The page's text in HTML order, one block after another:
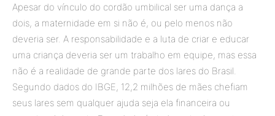
Apesar do vínculo do cordão umbilical ser uma dança a
dois, a maternidade em si não é, ou pelo menos não
deveria ser. A responsabilidade e a luta de criar e educar
uma criança deveria ser um trabalho em equipe, mas essa
não é a realidade de grande parte dos lares do Brasil.
Segundo dados do IBGE, 12,2 milhões de mães chefiam
seus lares sem qualquer ajuda seja ela financeira ou